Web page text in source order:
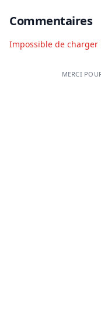
Commentaires
Impossible de charger
MERCI